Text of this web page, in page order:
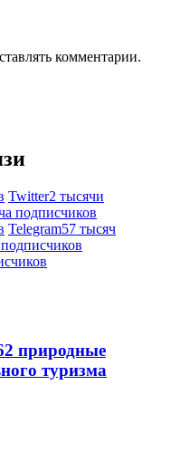
комментарии.
Twitter2 тысячи
подписчиков
Telegram57 тысяч
природные
туризма